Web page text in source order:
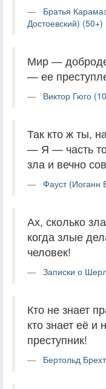
Братья
Достоевский) (50+)
Мир —
— ее
Виктор Гюго
Так кто ж ты,
— Я — часть
зла и вечно
Фауст (Иоганн
Ах, сколько
когда злые
человек!
Записки о
Кто не знает
кто знает её и
преступник!
Бертольд